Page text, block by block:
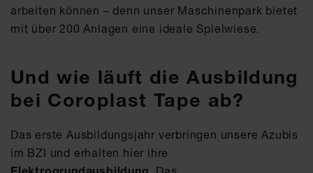
arbeiten können – denn unser Maschinenpark bietet
mit über 200 Anlagen eine ideale Spielwiese.
Und wie läuft die Ausbildung
bei Coroplast Tape ab?
Das erste Ausbildungsjahr verbringen unsere Azubis
im BZI und erhalten hier ihre